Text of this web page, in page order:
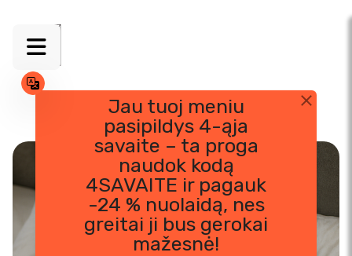
Jau tuoj meniu
pasipildys 4-ąja
savaite – ta proga
naudok kodą
4SAVAITE ir pagauk
-24 % nuolaidą, nes
greitai ji bus gerokai
mažesnė!